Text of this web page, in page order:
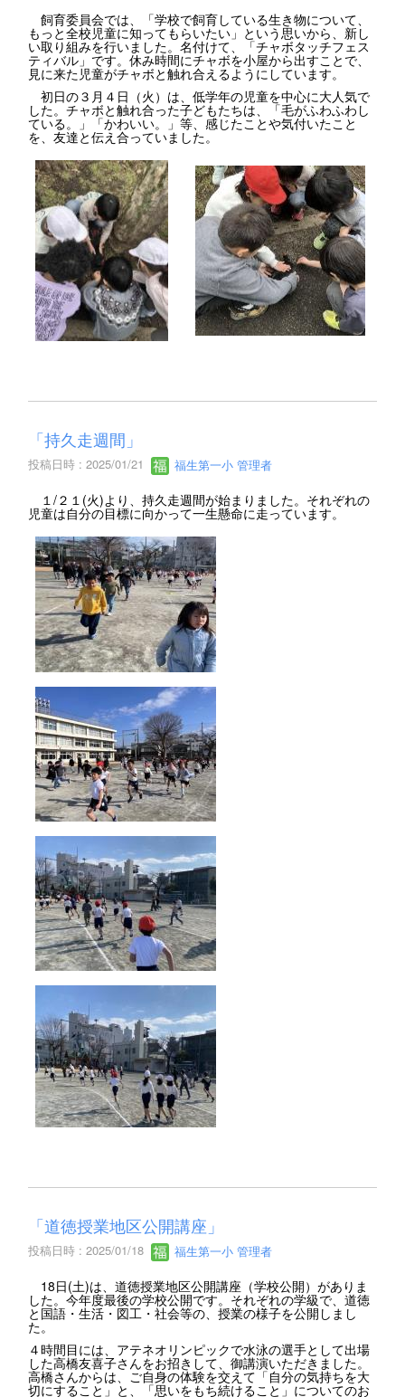
飼育委員会では、「学校で飼育している生き物について、
もっと全校児童に知ってもらいたい」という思いから、新し
い取り組みを行いました。名付けて、「チャボタッチフェス
ティバル」です。休み時間にチャボを小屋から出すことで、
見に来た児童がチャボと触れ合えるようにしています。
初日の３月４日（火）は、低学年の児童を中心に大人気で
した。チャボと触れ合った子どもたちは、「毛がふわふわし
ている。」「かわいい。」等、感じたことや気付いたこと
を、友達と伝え合っていました。
「持久走週間」
投稿日時 : 2025/01/21 福生第一小 管理者
１/２１(火)より、持久走週間が始まりました。それぞれの
児童は自分の目標に向かって一生懸命に走っています。
「道徳授業地区公開講座」
投稿日時 : 2025/01/18 福生第一小 管理者
18日(土)は、道徳授業地区公開講座（学校公開）がありま
した。今年度最後の学校公開です。それぞれの学級で、道徳
と国語・生活・図工・社会等の、授業の様子を公開しまし
た。
４時間目には、アテネオリンピックで水泳の選手として出場
した高橋友喜子さんをお招きして、御講演いただきました。
高橋さんからは、ご自身の体験を交えて「自分の気持ちを大
切にすること」と、「思いをもち続けること」についてのお